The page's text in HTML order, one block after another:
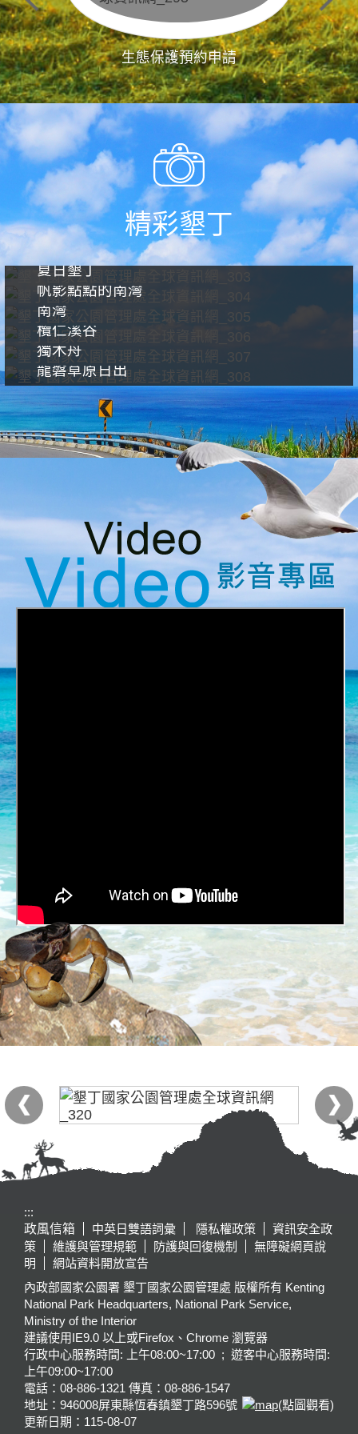
生態保護預約申請
精彩墾丁
夏日墾丁
帆影點點的南灣
南灣
欖仁溪谷
獨木舟
龍磐草原日出
:::
政風信箱
中英日雙語詞彙 隱私權政策
資訊安全政
策
維護與管理規範 防護與回復機制
無障礙網頁說
明
網站資料開放宣告
內政部國家公園署 墾丁國家公園管理處 版權所有 Kenting
National Park Headquarters, National Park Service,
Ministry of the Interior
建議使用IE9.0 以上或Firefox、Chrome 瀏覽器
行政中心服務時間: 上午08:00~17:00 ; 遊客中心服務時間:
上午09:00~17:00
電話：08-886-1321 傳真：08-886-1547
地址：946008屏東縣恆春鎮墾丁路596號
(點圖觀看)
更新日期： 115-08-07